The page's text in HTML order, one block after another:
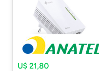
U$ 21,80